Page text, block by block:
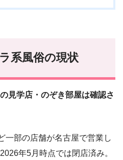
系風俗の現状
見学店・のぞき部屋は確認さ
一部の店舗が名古屋で営業し
年5月時点では閉店済み。